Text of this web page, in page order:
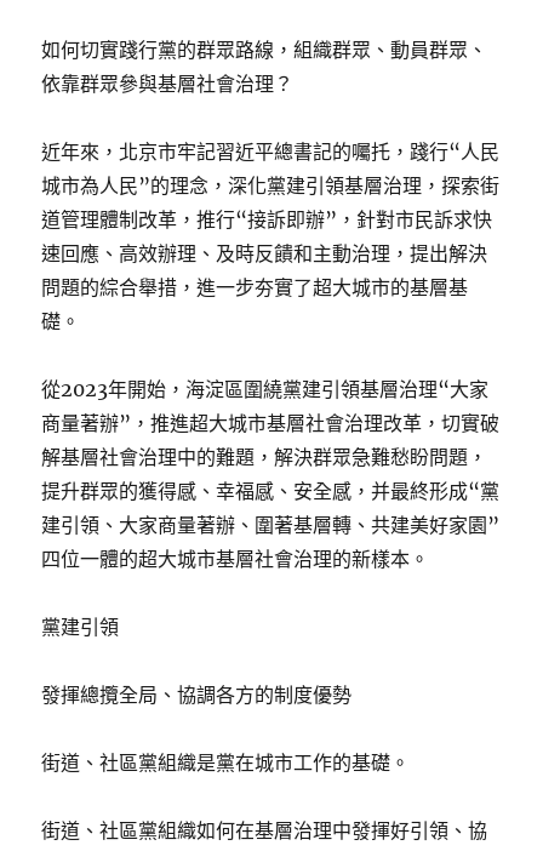
如何切實踐行黨的群眾路線，組織群眾、動員群眾、
依靠群眾參與基層社會治理？
近年來，北京市牢記習近平總書記的囑托，踐行“人民
城市為人民”的理念，深化黨建引領基層治理，探索街
道管理體制改革，推行“接訴即辦”，針對市民訴求快
速回應、高效辦理、及時反饋和主動治理，提出解決
問題的綜合舉措，進一步夯實了超大城市的基層基
礎。
從2023年開始，海淀區圍繞黨建引領基層治理“大家
商量著辦”，推進超大城市基層社會治理改革，切實破
解基層社會治理中的難題，解決群眾急難愁盼問題，
提升群眾的獲得感、幸福感、安全感，并最終形成“黨
建引領、大家商量著辦、圍著基層轉、共建美好家園”
四位一體的超大城市基層社會治理的新樣本。
黨建引領
發揮總攬全局、協調各方的制度優勢
街道、社區黨組織是黨在城市工作的基礎。
街道、社區黨組織如何在基層治理中發揮好引領、協